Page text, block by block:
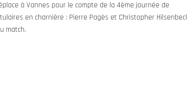
à Vannes pour le compte de la 4ème journée de
en charnière : Pierre Pagès et Christopher
match.